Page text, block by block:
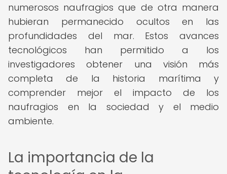
numerosos naufragios que de otra manera
hubieran permanecido ocultos en las
profundidades del mar. Estos avances
tecnológicos han permitido a los
investigadores obtener una visión más
completa de la historia marítima y
comprender mejor el impacto de los
naufragios en la sociedad y el medio
ambiente.
La importancia de la